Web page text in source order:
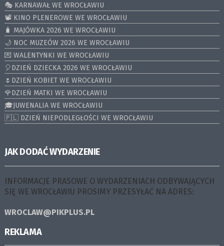
🎭 KARNAWAŁ WE WROCŁAWIU
📽️ KINO PLENEROWE WE WROCŁAWIU
🧳 MAJÓWKA 2026 WE WROCŁAWIU
🌙 NOC MUZEÓW 2026 WE WROCŁAWIU
💌 WALENTYNKI WE WROCŁAWIU
🎈DZIEŃ DZIECKA 2026 WE WROCŁAWIU
🌷DZIEŃ KOBIET WE WROCŁAWIU
🌹DZIEŃ MATKI WE WROCŁAWIU
🎓JUWENALIA WE WROCŁAWIU
🇵🇱 DZIEŃ NIEPODLEGŁOŚCI WE WROCŁAWIU
JAK DODAĆ WYDARZENIE
INFORMACJE PRASOWE O WYDARZENIACH ODBYWAJĄCYCH
SIĘ WE WROCŁAWIU PROSIMY PRZESYŁAĆ NA ADRES:
WROCLAW@PIKPLUS.PL
REKLAMA